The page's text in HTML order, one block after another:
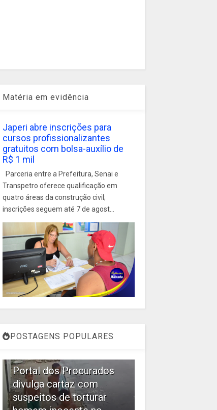
Matéria em evidência
Japeri abre inscrições para
cursos profissionalizantes
gratuitos com bolsa-auxílio de
R$ 1 mil
Parceria entre a Prefeitura, Senai e
Transpetro oferece qualificação em
quatro áreas da construção civil;
inscrições seguem até 7 de agost...
POSTAGENS POPULARES
Portal dos Procurados
divulga cartaz com
suspeitos de torturar